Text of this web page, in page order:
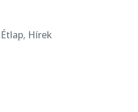
Étlap, Hírek